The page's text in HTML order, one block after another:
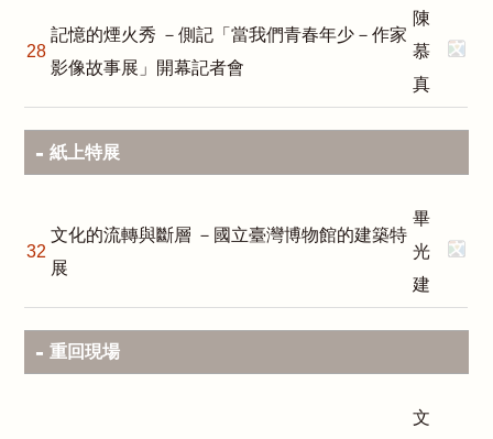
28
記憶的煙火秀 －側記「當我們青春年少－作家
影像故事展」開幕記者會
陳
慕
真
紙上特展
32
文化的流轉與斷層 －國立臺灣博物館的建築特
展
畢
光
建
重回現場
文